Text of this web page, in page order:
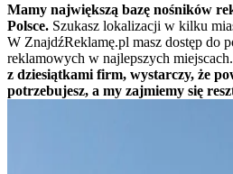
Mamy największą bazę nośników
Polsce. Szukasz lokalizacji w kilku
W ZnajdźReklamę.pl masz dostęp do
reklamowych w najlepszych miejscach.
z dziesiątkami firm, wystarczy, że
potrzebujesz, a my zajmiemy się